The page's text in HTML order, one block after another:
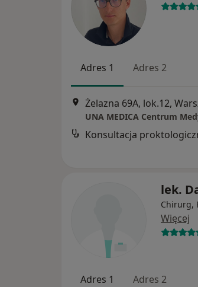
Adres 1 Adres 2
Żelazna 69A, lok.12,
Konsultacja
lek.
Chirurg,
Więcej
Adres 1 Adres 2